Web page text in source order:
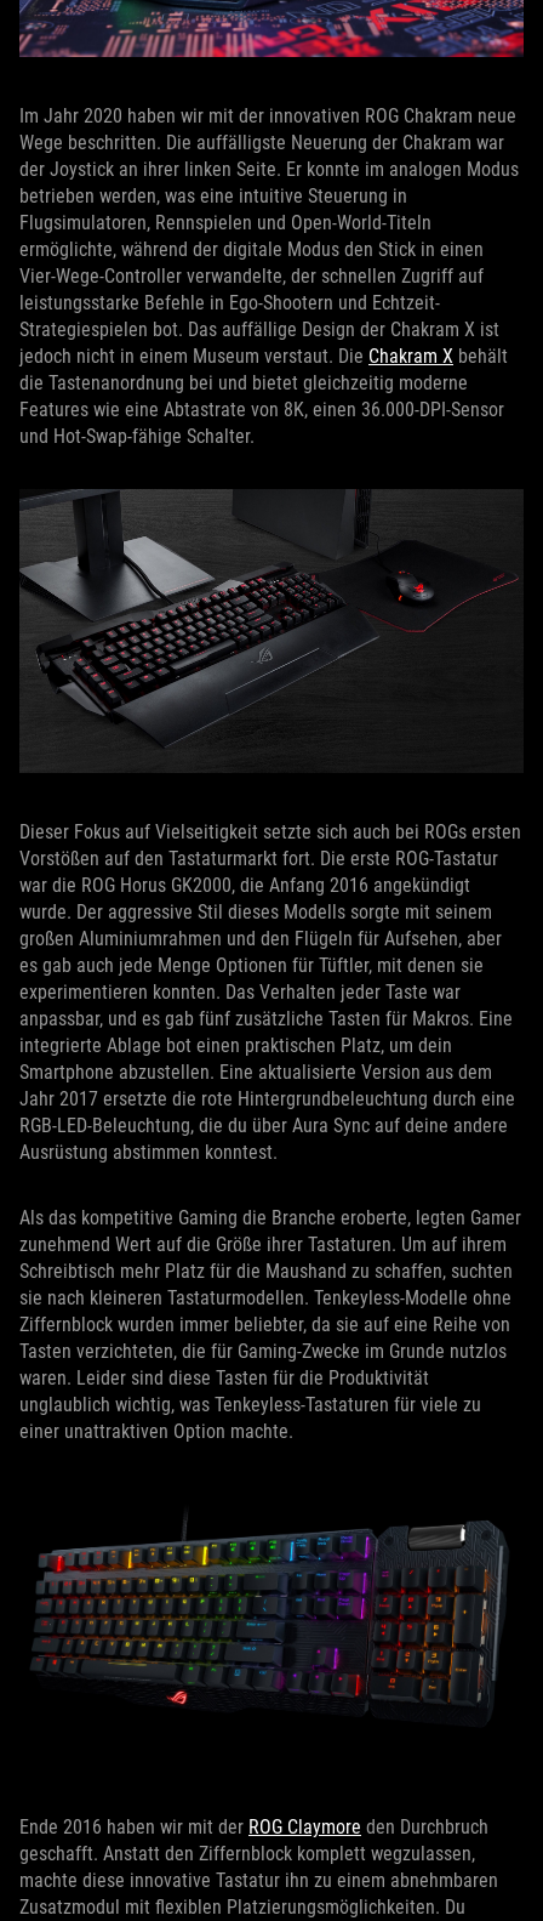
Im Jahr 2020 haben wir mit der innovativen ROG Chakram neue
Wege beschritten. Die auffälligste Neuerung der Chakram war
der Joystick an ihrer linken Seite. Er konnte im analogen Modus
betrieben werden, was eine intuitive Steuerung in
Flugsimulatoren, Rennspielen und Open-World-Titeln
ermöglichte, während der digitale Modus den Stick in einen
Vier-Wege-Controller verwandelte, der schnellen Zugriff auf
leistungsstarke Befehle in Ego-Shootern und Echtzeit-
Strategiespielen bot. Das auffällige Design der Chakram X ist
jedoch nicht in einem Museum verstaut. Die Chakram X behält
die Tastenanordnung bei und bietet gleichzeitig moderne
Features wie eine Abtastrate von 8K, einen 36.000-DPI-Sensor
und Hot-Swap-fähige Schalter.
Dieser Fokus auf Vielseitigkeit setzte sich auch bei ROGs ersten
Vorstößen auf den Tastaturmarkt fort. Die erste ROG-Tastatur
war die ROG Horus GK2000, die Anfang 2016 angekündigt
wurde. Der aggressive Stil dieses Modells sorgte mit seinem
großen Aluminiumrahmen und den Flügeln für Aufsehen, aber
es gab auch jede Menge Optionen für Tüftler, mit denen sie
experimentieren konnten. Das Verhalten jeder Taste war
anpassbar, und es gab fünf zusätzliche Tasten für Makros. Eine
integrierte Ablage bot einen praktischen Platz, um dein
Smartphone abzustellen. Eine aktualisierte Version aus dem
Jahr 2017 ersetzte die rote Hintergrundbeleuchtung durch eine
RGB-LED-Beleuchtung, die du über Aura Sync auf deine andere
Ausrüstung abstimmen konntest.
Als das kompetitive Gaming die Branche eroberte, legten Gamer
zunehmend Wert auf die Größe ihrer Tastaturen. Um auf ihrem
Schreibtisch mehr Platz für die Maushand zu schaffen, suchten
sie nach kleineren Tastaturmodellen. Tenkeyless-Modelle ohne
Ziffernblock wurden immer beliebter, da sie auf eine Reihe von
Tasten verzichteten, die für Gaming-Zwecke im Grunde nutzlos
waren. Leider sind diese Tasten für die Produktivität
unglaublich wichtig, was Tenkeyless-Tastaturen für viele zu
einer unattraktiven Option machte.
Ende 2016 haben wir mit der ROG Claymore den Durchbruch
geschafft. Anstatt den Ziffernblock komplett wegzulassen,
machte diese innovative Tastatur ihn zu einem abnehmbaren
Zusatzmodul mit flexiblen Platzierungsmöglichkeiten. Du